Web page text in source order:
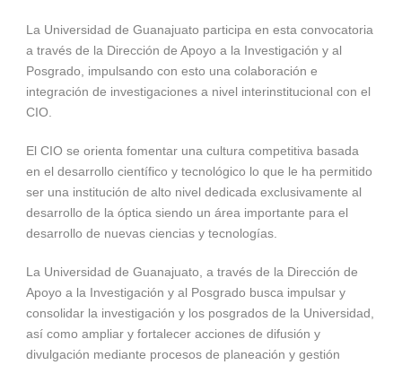
La Universidad de Guanajuato participa en esta convocatoria
a través de la Dirección de Apoyo a la Investigación y al
Posgrado, impulsando con esto una colaboración e
integración de investigaciones a nivel interinstitucional con el
CIO.
El CIO se orienta fomentar una cultura competitiva basada
en el desarrollo científico y tecnológico lo que le ha permitido
ser una institución de alto nivel dedicada exclusivamente al
desarrollo de la óptica siendo un área importante para el
desarrollo de nuevas ciencias y tecnologías.
La Universidad de Guanajuato, a través de la Dirección de
Apoyo a la Investigación y al Posgrado busca impulsar y
consolidar la investigación y los posgrados de la Universidad,
así como ampliar y fortalecer acciones de difusión y
divulgación mediante procesos de planeación y gestión